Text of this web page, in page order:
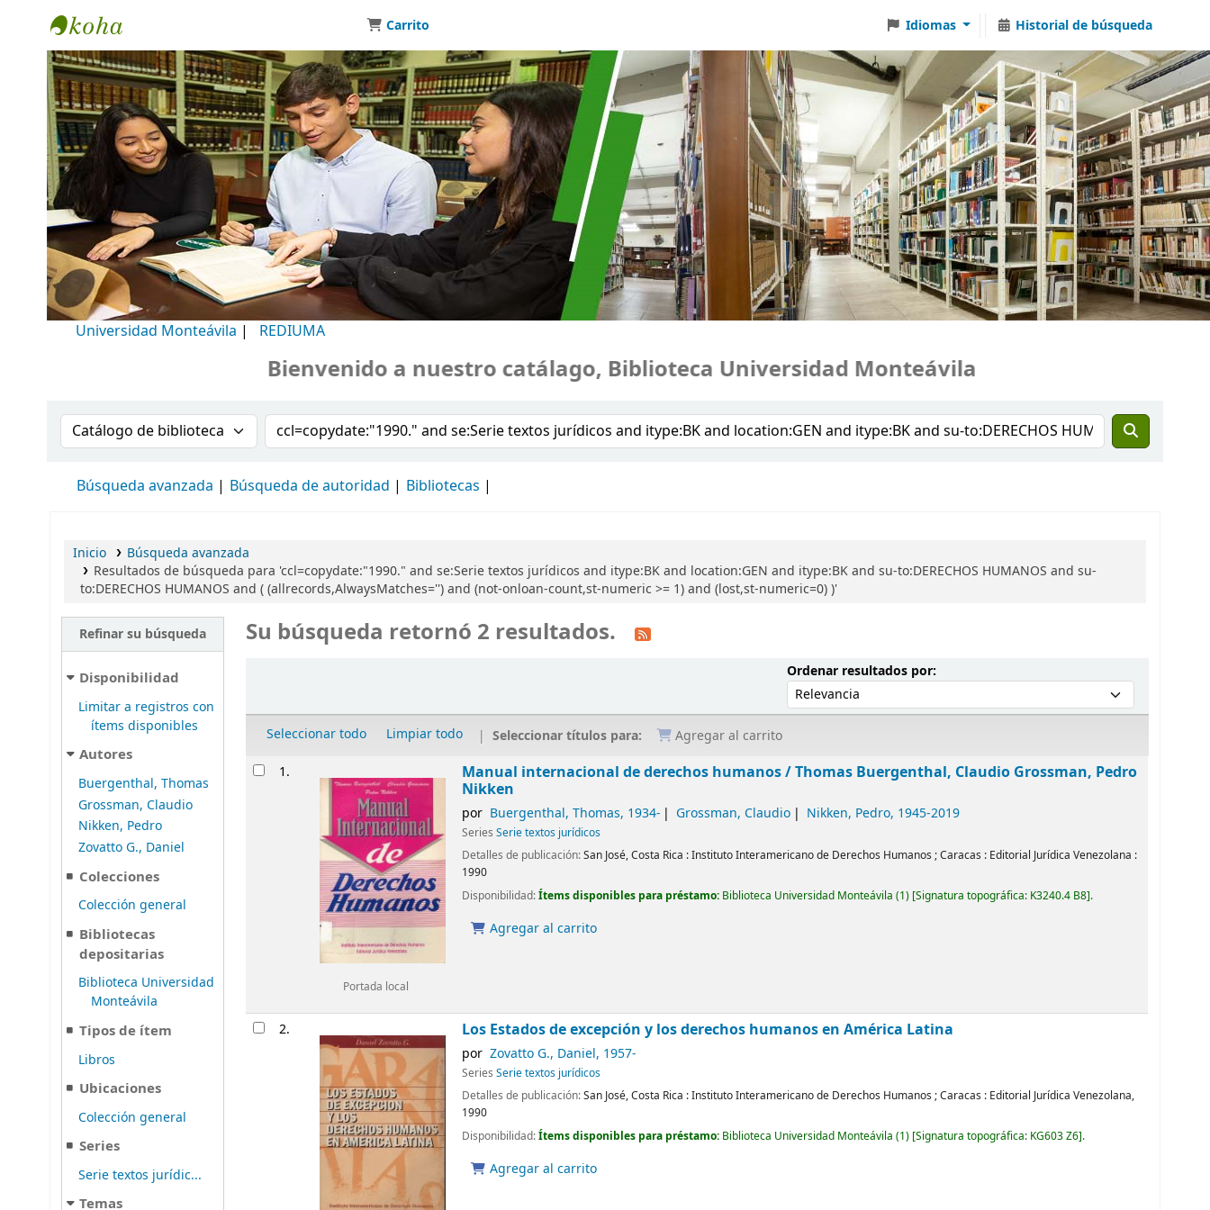
Biblioteca Universidad Monteávila
Carrito Idiomas Historial de búsqueda
Universidad Monteávila | REDIUMA
Bienvenido a nuestro catálago, Biblioteca Universidad Monteávila
Buscar en el catálogo por:Buscar en el catálogo
Búsqueda avanzada Búsqueda de autoridad Bibliotecas
Inicio
Búsqueda avanzada
Resultados de búsqueda para 'ccl=copydate:"1990." and se:Serie textos jurídicos and itype:BK and location:GEN and itype:BK and su-to:DERECHOS HUMANOS and su-
to:DERECHOS HUMANOS and ( (allrecords,AlwaysMatches='') and (not-onloan-count,st-numeric >= 1) and (lost,st-numeric=0) )'
Refinar su búsqueda
Disponibilidad
Limitar a registros con
ítems disponibles
Autores
Buergenthal, Thomas
Grossman, Claudio
Nikken, Pedro
Zovatto G., Daniel
Colecciones
Colección general
Bibliotecas
depositarias
Biblioteca Universidad
Monteávila
Tipos de ítem
Libros
Ubicaciones
Colección general
Series
Serie textos jurídic...
Temas
Su búsqueda retornó 2 resultados.
Ordenar resultados por:Ordenar por:
Seleccionar todo Limpiar todo Seleccionar títulos para: Agregar al carrito
Resultados
1.
Portada local
Manual internacional de derechos humanos /Thomas Buergenthal, Claudio Grossman, Pedro
Nikken
por Buergenthal, Thomas, 1934- Grossman, Claudio Nikken, Pedro, 1945-2019
SeriesSerie textos jurídicos
Detalles de publicación:San José, Costa Rica :Instituto Interamericano de Derechos Humanos ;Caracas : Editorial Jurídica Venezolana :
1990
Disponibilidad:Ítems disponibles para préstamo: Biblioteca Universidad Monteávila (1) Signatura topográfica: K3240.4 B8 .
Agregar al carrito
2. Los Estados de excepción y los derechos humanos en América Latina
por Zovatto G., Daniel, 1957-
SeriesSerie textos jurídicos
Detalles de publicación:San José, Costa Rica :Instituto Interamericano de Derechos Humanos ;Caracas : Editorial Jurídica Venezolana,
1990
Disponibilidad:Ítems disponibles para préstamo: Biblioteca Universidad Monteávila (1) Signatura topográfica: KG603 Z6 .
Agregar al carrito